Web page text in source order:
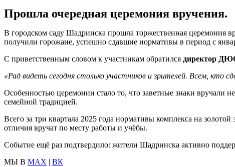
Прошла очередная церемония вручения.
В городском саду Шадринска прошла торжественная церемония
получили горожане, успешно сдавшие нормативы в период с
С приветственным словом к участникам обратился директор
«Рад видеть сегодня столько участников и зрителей. Всем,
Особенностью церемонии стало то, что заветные знаки вручали
семейной традицией.
Всего за три квартала 2025 года нормативы комплекса на
отличия вручат по месту работы и учёбы.
Событие ещё раз подтвердило: жители Шадринска активно
МЫ В MAX | ВК